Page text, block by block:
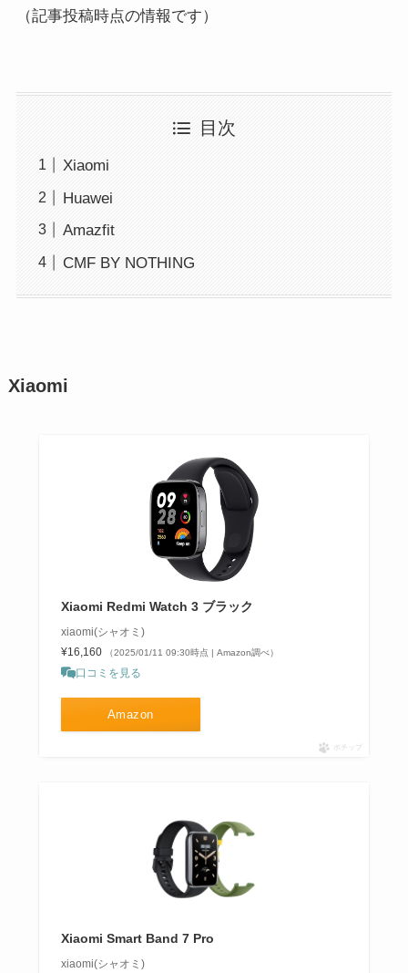
（記事投稿時点の情報です）
目次
Xiaomi
Huawei
Amazfit
CMF BY NOTHING
Xiaomi
Xiaomi Redmi Watch 3 ブラック
xiaomi(シャオミ)
¥16,160
（2025/01/11 09:30時点 | Amazon調べ）
口コミを見る
Amazon
ポチップ
Xiaomi Smart Band 7 Pro
xiaomi(シャオミ)